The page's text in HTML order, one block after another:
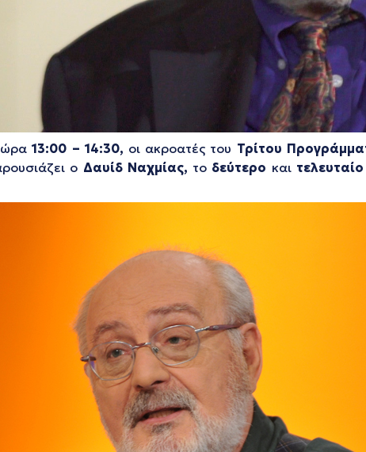
ώρα13:00 – 14:30, οι ακροατές του Τρίτου
ο Δαυίδ Ναχμίας, το δεύτερο και